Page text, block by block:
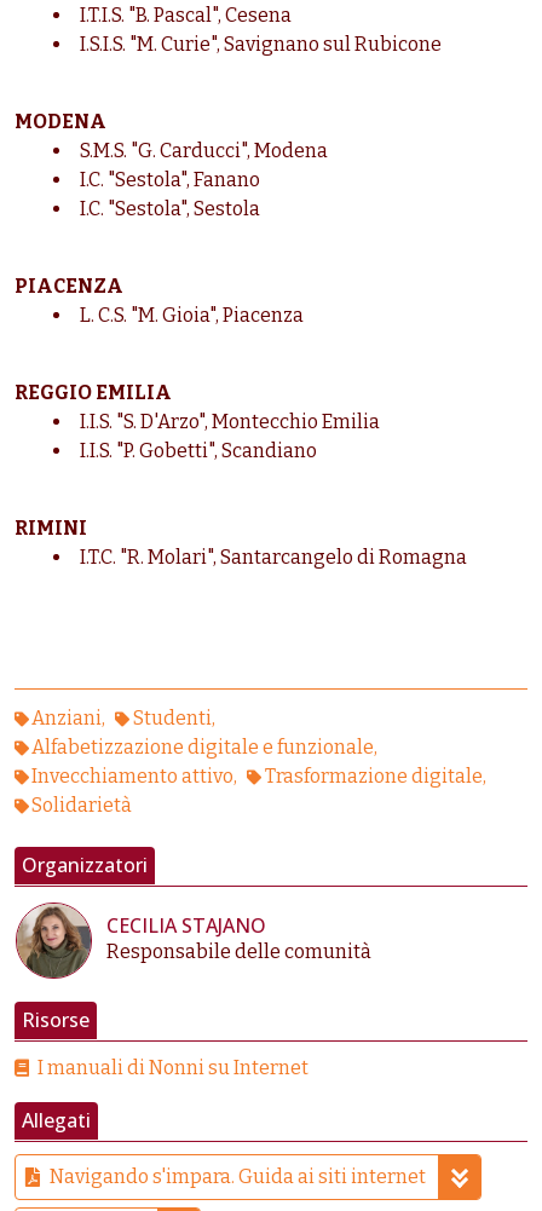
I.T.I.S. "B. Pascal", Cesena
I.S.I.S. "M. Curie", Savignano sul Rubicone
MODENA
S.M.S. "G. Carducci", Modena
I.C. "Sestola", Fanano
I.C. "Sestola", Sestola
PIACENZA
L. C.S. "M. Gioia", Piacenza
REGGIO EMILIA
I.I.S. "S. D'Arzo", Montecchio Emilia
I.I.S. "P. Gobetti", Scandiano
RIMINI
I.T.C. "R. Molari", Santarcangelo di Romagna
Anziani
Studenti
Alfabetizzazione digitale e funzionale
Invecchiamento attivo
Trasformazione digitale
Solidarietà
Organizzatori
CECILIA STAJANO
Responsabile delle comunità
Risorse
I manuali di Nonni su Internet
Allegati
Navigando s'impara. Guida ai siti internet